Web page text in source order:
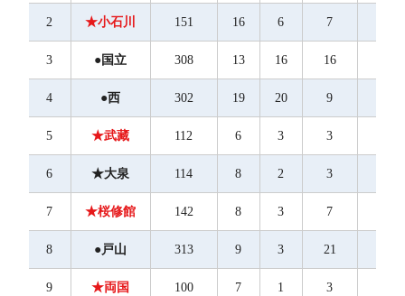
2 ★小石川 151 16 6 7
3 ●国立 308 13 16 16
4 ●西 302 19 20 9
5 ★武藏 112 6 3 3
6 ★大泉 114 8 2 3
7 ★桜修館 142 8 3 7
8 ●戸山 313 9 3 21
9 ★両国 100 7 1 3